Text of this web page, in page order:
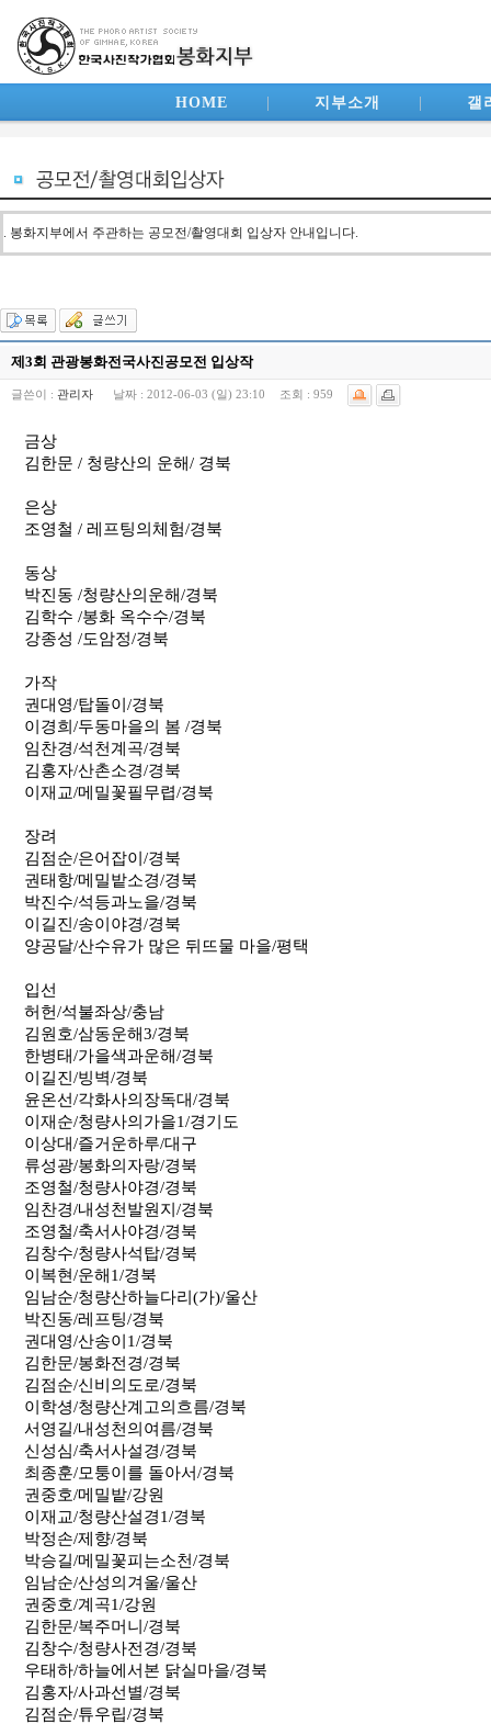
HOME 지부소개 갤
. 봉화지부에서 주관하는 공모전/촬영대회 입상자 안내입니다.
제3회 관광봉화전국사진공모전 입상작
글쓴이 : 관리자 날짜 : 2012-06-03 (일) 23:10 조회 : 959
금상
김한문 / 청량산의 운해/ 경북
은상
조영철 / 레프팅의체험/경북
동상
박진동 /청량산의운해/경북
김학수 /봉화 옥수수/경북
강종성 /도암정/경북
가작
권대영/탑돌이/경북
이경희/두동마을의 봄 /경북
임찬경/석천계곡/경북
김홍자/산촌소경/경북
이재교/메밀꽃필무렵/경북
장려
김점순/은어잡이/경북
권태항/메밀밭소경/경북
박진수/석등과노을/경북
이길진/송이야경/경북
양공달/산수유가 많은 뒤뜨물 마을/평택
입선
허헌/석불좌상/충남
김원호/삼동운해3/경북
한병태/가을색과운해/경북
이길진/빙벽/경북
윤온선/각화사의장독대/경북
이재순/청량사의가을1/경기도
이상대/즐거운하루/대구
류성광/봉화의자랑/경북
조영철/청량사야경/경북
임찬경/내성천발원지/경북
조영철/축서사야경/경북
김창수/청량사석탑/경북
이복현/운해1/경북
임남순/청량산하늘다리(가)/울산
박진동/레프팅/경북
권대영/산송이1/경북
김한문/봉화전경/경북
김점순/신비의도로/경북
이학셩/청량산계고의흐름/경북
서영길/내성천의여름/경북
신성심/축서사설경/경북
최종훈/모퉁이를 돌아서/경북
권중호/메밀밭/강원
이재교/청량산설경1/경북
박정손/제향/경북
박승길/메밀꽃피는소천/경북
임남순/산성의겨울/울산
권중호/계곡1/강원
김한문/복주머니/경북
김창수/청량사전경/경북
우태하/하늘에서본 닭실마을/경북
김홍자/사과선별/경북
김점순/튜우립/경북